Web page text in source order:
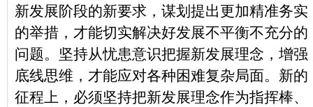
新发展阶段的新要求，谋划提出更加精准务实
的举措，才能切实解决好发展不平衡不充分的
问题。坚持从忧患意识把握新发展理念，增强
底线思维，才能应对各种困难复杂局面。新的
征程上，必须坚持把新发展理念作为指挥棒、